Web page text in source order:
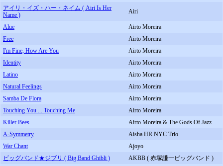
アイリ・イズ・ハー・ネイム ( Airi Is Her
Name )
Airi
Alue
Airto Moreira
Free
Airto Moreira
I'm Fine, How Are You
Airto Moreira
Identity
Airto Moreira
Latino
Airto Moreira
Natural Feelings
Airto Moreira
Samba De Flora
Airto Moreira
Touching You ... Touching Me
Airto Moreira
Killer Bees
Airto Moreira & The Gods Of Jazz
A-Symmetry
Aisha HR NYC Trio
War Chant
Ajoyo
ビッグバンド★ジブリ ( Big Band Ghibli )
AKBB ( 赤塚謙一ビッグバンド )